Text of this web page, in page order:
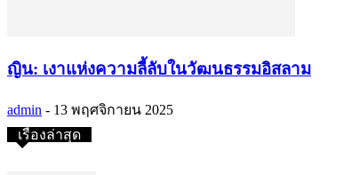
ญิน: เงาแห่งความลี้ลับในวัฒนธรรมอิสลาม
admin - 13 พฤศจิกายน 2025
เรื่องล่าสุด